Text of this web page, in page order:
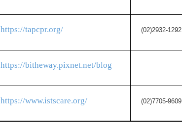
https://tapcpr.org/ (02)2932-1292
https://bitheway.pixnet.net/blog
https://www.istscare.org/ (02)7705-9609